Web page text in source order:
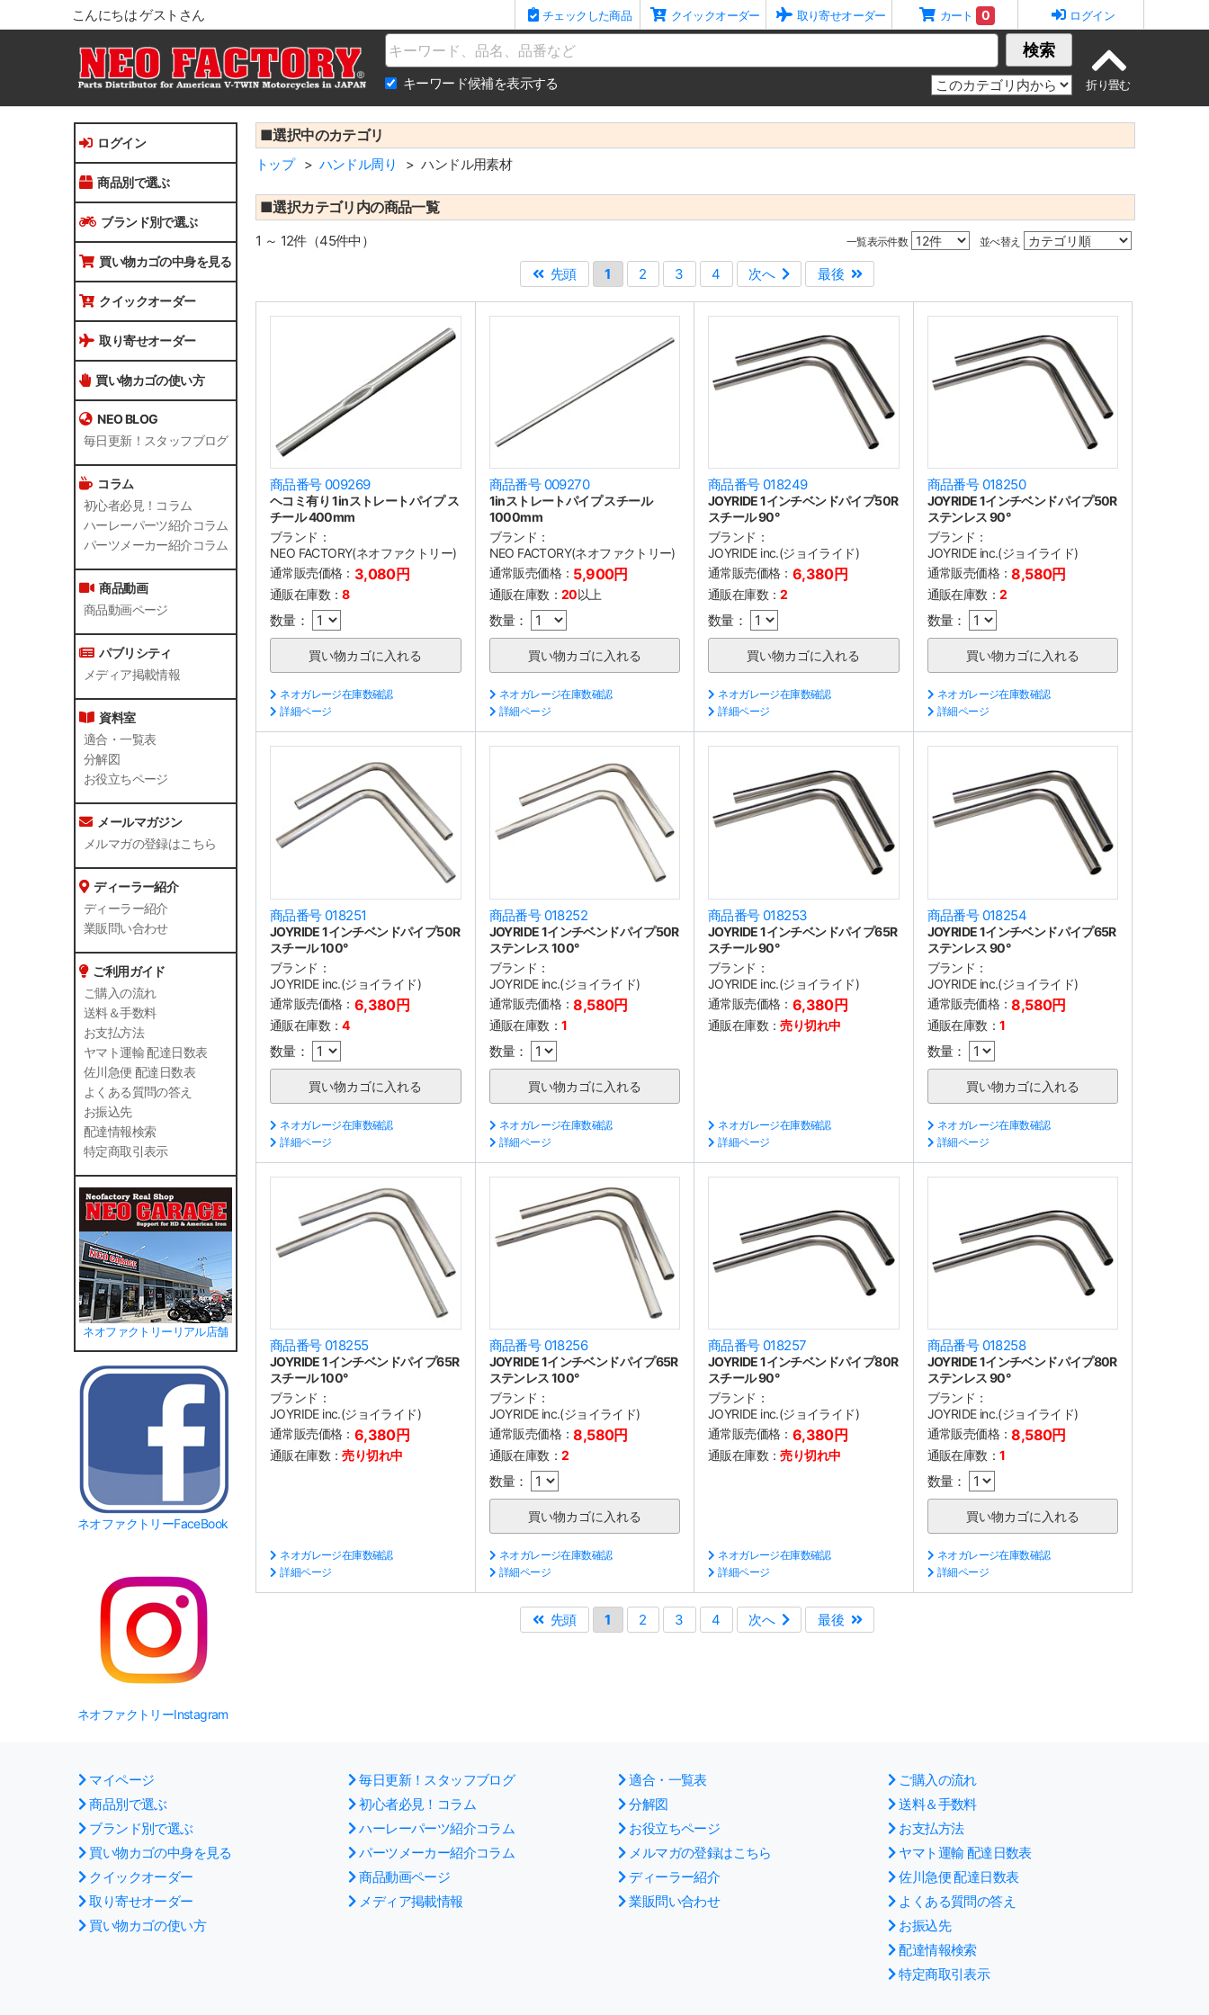
こんにちは ゲストさん チェックした商品 クイックオーダー 取り寄せオーダー カート 0 ログイン
Name 検索
キーワード候補を表示する
ログイン
商品別で選ぶ
ブランド別で選ぶ
買い物カゴの中身を見る
クイックオーダー
取り寄せオーダー
買い物カゴの使い方
NEO BLOG
毎日更新！スタッフブログ
コラム
初心者必見！コラム
ハーレーパーツ紹介コラム
パーツメーカー紹介コラム
商品動画
商品動画ページ
パブリシティ
メディア掲載情報
資料室
適合・一覧表
分解図
お役立ちページ
メールマガジン
メルマガの登録はこちら
ディーラー紹介
ディーラー紹介
業販問い合わせ
ご利用ガイド
ご購入の流れ
送料＆手数料
お支払方法
ヤマト運輸 配達日数表
佐川急便 配達日数表
よくある質問の答え
お振込先
配達情報検索
特定商取引表示
ネオファクトリーリアル店舗
ネオファクトリーFaceBook
ネオファクトリーInstagram
■選択中のカテゴリ
トップ ハンドル周り ハンドル用素材
■選択カテゴリ内の商品一覧
一覧表示件数 並べ替え
1 ～ 12件（45件中）
先頭
1 2 3 4 次へ 最後
商品番号 009269
ヘコミ有り 1inストレートパイプ ス
チール 400mm
ブランド：
NEO FACTORY(ネオファクトリー)
通常販売価格： 3,080円
通販在庫数：8
数量：
ネオガレージ在庫数確認
詳細ページ
商品番号 009270
1inストレートパイプ スチール
1000mm
ブランド：
NEO FACTORY(ネオファクトリー)
通常販売価格： 5,900円
通販在庫数： 20以上
数量：
ネオガレージ在庫数確認
詳細ページ
商品番号 018249
JOYRIDE 1インチベンドパイプ50R
スチール 90°
ブランド：
JOYRIDE inc.(ジョイライド)
通常販売価格： 6,380円
通販在庫数：2
数量：
ネオガレージ在庫数確認
詳細ページ
商品番号 018250
JOYRIDE 1インチベンドパイプ50R
ステンレス 90°
ブランド：
JOYRIDE inc.(ジョイライド)
通常販売価格：8,580円
通販在庫数： 2
数量：
ネオガレージ在庫数確認
詳細ページ
商品番号 018251
JOYRIDE 1インチベンドパイプ50R
スチール 100°
ブランド：
JOYRIDE inc.(ジョイライド)
通常販売価格： 6,380円
通販在庫数：4
数量：
ネオガレージ在庫数確認
詳細ページ
商品番号 018252
JOYRIDE 1インチベンドパイプ50R
ステンレス 100°
ブランド：
JOYRIDE inc.(ジョイライド)
通常販売価格：8,580円
通販在庫数： 1
数量：
ネオガレージ在庫数確認
詳細ページ
商品番号 018253
JOYRIDE 1インチベンドパイプ65R
スチール 90°
ブランド：
JOYRIDE inc.(ジョイライド)
通常販売価格： 6,380円
通販在庫数：売り切れ中
ネオガレージ在庫数確認
詳細ページ
商品番号 018254
JOYRIDE 1インチベンドパイプ65R
ステンレス 90°
ブランド：
JOYRIDE inc.(ジョイライド)
通常販売価格：8,580円
通販在庫数： 1
数量：
ネオガレージ在庫数確認
詳細ページ
商品番号 018255
JOYRIDE 1インチベンドパイプ65R
スチール 100°
ブランド：
JOYRIDE inc.(ジョイライド)
通常販売価格： 6,380円
通販在庫数：売り切れ中
ネオガレージ在庫数確認
詳細ページ
商品番号 018256
JOYRIDE 1インチベンドパイプ65R
ステンレス 100°
ブランド：
JOYRIDE inc.(ジョイライド)
通常販売価格：8,580円
通販在庫数： 2
数量：
ネオガレージ在庫数確認
詳細ページ
商品番号 018257
JOYRIDE 1インチベンドパイプ80R
スチール 90°
ブランド：
JOYRIDE inc.(ジョイライド)
通常販売価格： 6,380円
通販在庫数：売り切れ中
ネオガレージ在庫数確認
詳細ページ
商品番号 018258
JOYRIDE 1インチベンドパイプ80R
ステンレス 90°
ブランド：
JOYRIDE inc.(ジョイライド)
通常販売価格：8,580円
通販在庫数： 1
数量：
ネオガレージ在庫数確認
詳細ページ
先頭 1 2 3 4 次へ 最後
マイページ
商品別で選ぶ
ブランド別で選ぶ
買い物カゴの中身を見る
クイックオーダー
取り寄せオーダー
買い物カゴの使い方
毎日更新！スタッフブログ
初心者必見！コラム
ハーレーパーツ紹介コラム
パーツメーカー紹介コラム
商品動画ページ
メディア掲載情報
適合・一覧表
分解図
お役立ちページ
メルマガの登録はこちら
ディーラー紹介
業販問い合わせ
ご購入の流れ
送料＆手数料
お支払方法
ヤマト運輸 配達日数表
佐川急便 配達日数表
よくある質問の答え
お振込先
配達情報検索
特定商取引表示